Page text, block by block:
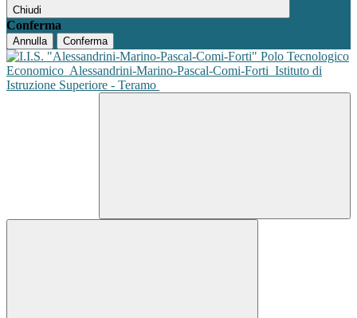
Chiudi
Conferma
Annulla Conferma
Polo Tecnologico
Economico Alessandrini-Marino-Pascal-Comi-Forti Istituto di
Istruzione Superiore - Teramo